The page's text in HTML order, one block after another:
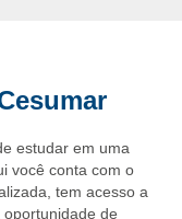
estudar em uma
você conta com o
tem acesso a
de